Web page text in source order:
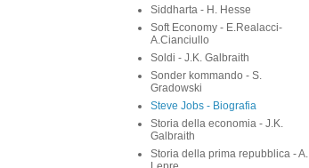
Siddharta - H. Hesse
Soft Economy - E.Realacci-
A.Cianciullo
Soldi - J.K. Galbraith
Sonder kommando - S.
Gradowski
Steve Jobs - Biografia
Storia della economia - J.K.
Galbraith
Storia della prima repubblica - A.